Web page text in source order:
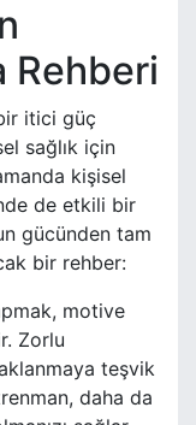
Rehberi
itici güç
sağlık için
kişisel
de etkili bir
gücünden tam
bir rehber:
motive
Zorlu
teşvik
daha da